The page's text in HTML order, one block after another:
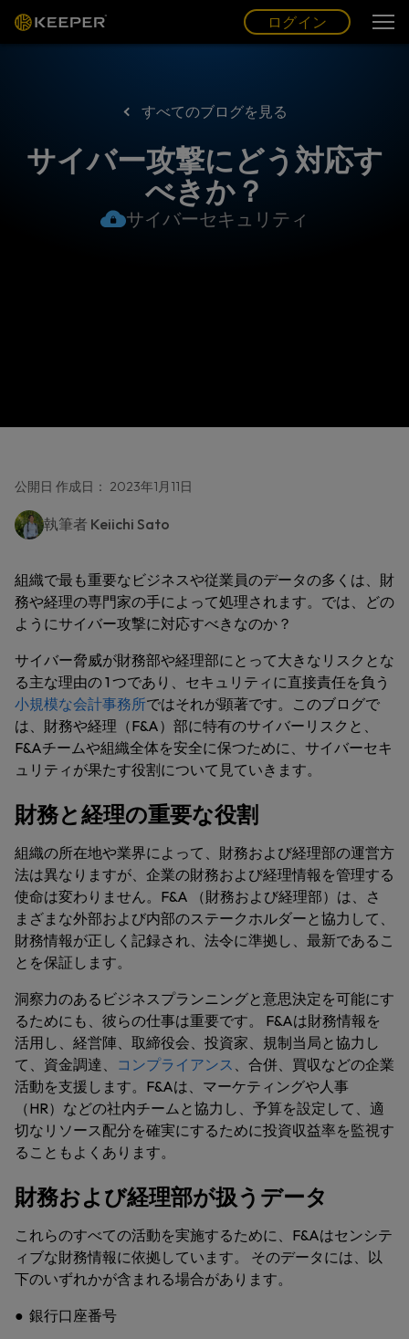
グ (JP)
ログイン
すべてのブログを見る
サイバー攻撃にどう対応す
べきか？
サイバーセキュリティ
公開日 作成日： 2023年1月11日
執筆者 Keiichi Sato
組織で最も重要なビジネスや従業員のデータの多くは、財
務や経理の専門家の手によって処理されます。では、どの
ようにサイバー攻撃に対応すべきなのか？
サイバー脅威が財務部や経理部にとって大きなリスクとな
る主な理由の 1 つであり、セキュリティに直接責任を負う
小規模な会計事務所ではそれが顕著です。このブログで
は、財務や経理（F&A）部に特有のサイバーリスクと、
F&Aチームや組織全体を安全に保つために、サイバーセキ
ュリティが果たす役割について見ていきます。
財務と経理の重要な役割
組織の所在地や業界によって、財務および経理部の運営方
法は異なりますが、企業の財務および経理情報を管理する
使命は変わりません。F&A （財務および経理部）は、さ
まざまな外部および内部のステークホルダーと協力して、
財務情報が正しく記録され、法令に準拠し、最新であるこ
とを保証します。
洞察力のあるビジネスプランニングと意思決定を可能にす
るためにも、彼らの仕事は重要です。 F&Aは財務情報を
活用し、経営陣、取締役会、投資家、規制当局と協力し
て、資金調達、 コンプライアンス 、合併、買収などの企業
活動を支援します。F&Aは、マーケティングや人事
（HR）などの社内チームと協力し、予算を設定して、適
切なリソース配分を確実にするために投資収益率を監視す
ることもよくあります。
財務および経理部が扱うデータ
これらのすべての活動を実施するために、F&Aはセンシテ
ィブな財務情報に依拠しています。 そのデータには、以
下のいずれかが含まれる場合があります。
● 銀行口座番号